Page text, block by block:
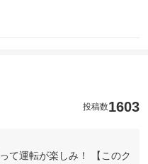
投稿数1603
て運転が楽しみ！ 【このク